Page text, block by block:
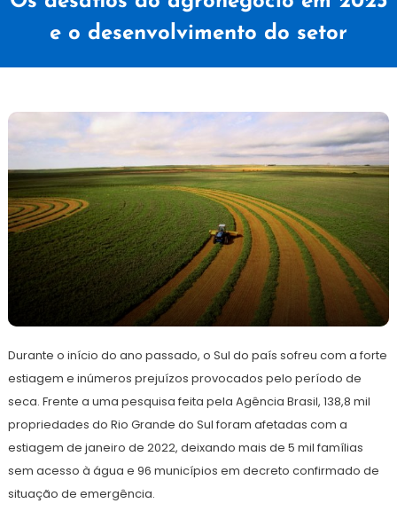
e o desenvolvimento do setor
março
de
Durante o início do ano passado, o Sul do país sofreu com a forte
estiagem e inúmeros prejuízos provocados pelo período de
seca. Frente a uma pesquisa feita pela Agência Brasil, 138,8 mil
propriedades do Rio Grande do Sul foram afetadas com a
estiagem de janeiro de 2022, deixando mais de 5 mil famílias
sem acesso à água e 96 municípios em decreto confirmado de
situação de emergência.